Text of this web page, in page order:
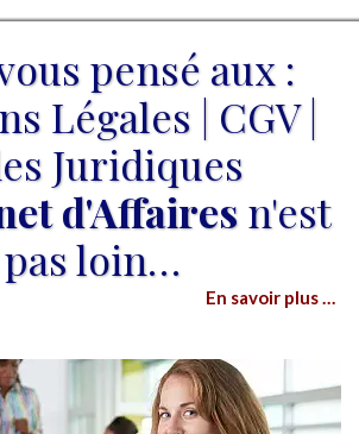
pensé aux :
Légales | CGV |
Juridiques
d'Affairesn'est
pas loin…
En savoir plus …